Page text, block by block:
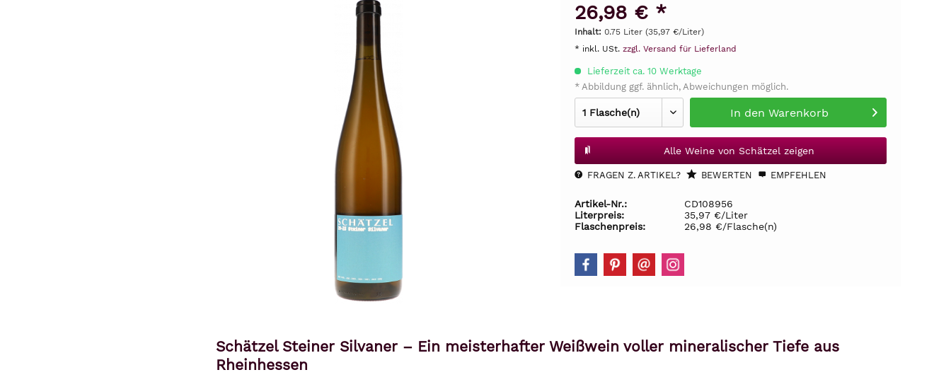
26,98 € *
Inhalt: 0.75 Liter (35,97 €/Liter)
* inkl. USt. zzgl. Versand für Lieferland
Lieferzeit ca. 10 Werktage
* Abbildung ggf. ähnlich, Abweichungen möglich.
In den Warenkorb
Alle Weine von Schätzel zeigen
FRAGEN Z. ARTIKEL? BEWERTEN EMPFEHLEN
Artikel-Nr.:
CD108956
Literpreis:
35,97 €/Liter
Flaschenpreis:
26,98 €/Flasche(n)
Schätzel Steiner Silvaner – Ein meisterhafter Weißwein voller mineralischer Tiefe aus
Rheinhessen